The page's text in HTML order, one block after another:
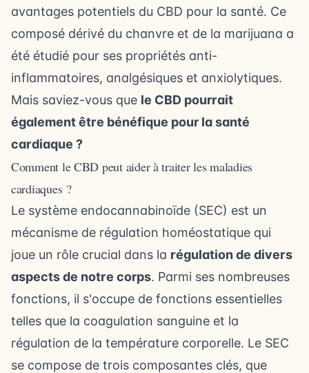
avantages potentiels du CBD pour la santé. Ce
composé dérivé du chanvre et de la marijuana a
été étudié pour ses propriétés anti-
inflammatoires, analgésiques et anxiolytiques.
Mais saviez-vous que le CBD pourrait
également être bénéfique pour la santé
cardiaque ?
Comment le CBD peut aider à traiter les maladies
cardiaques ?
Le système endocannabinoïde (SEC) est un
mécanisme de régulation homéostatique qui
joue un rôle crucial dans la régulation de divers
aspects de notre corps. Parmi ses nombreuses
fonctions, il s'occupe de fonctions essentielles
telles que la coagulation sanguine et la
régulation de la température corporelle. Le SEC
se compose de trois composantes clés, que